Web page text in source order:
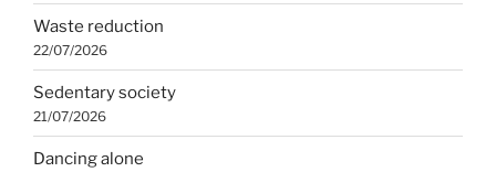
Waste reduction
22/07/2026
Sedentary society
21/07/2026
Dancing alone